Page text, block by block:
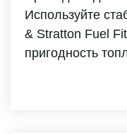
Используйте
& Stratton Fuel Fit
пригодность